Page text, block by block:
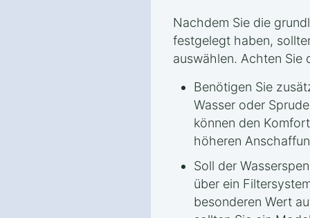
Nachdem Sie die
festgelegt haben,
auswählen. Achten Sie
Benötigen Sie
Wasser oder
können den
höheren
Soll der
über ein
besonderen Wert